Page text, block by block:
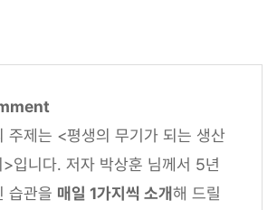
주제는 <평생의 무기가 되는 생산
입니다. 저자 박상훈 님께서 5년
습관을 매일 1가지씩 소개해 드릴